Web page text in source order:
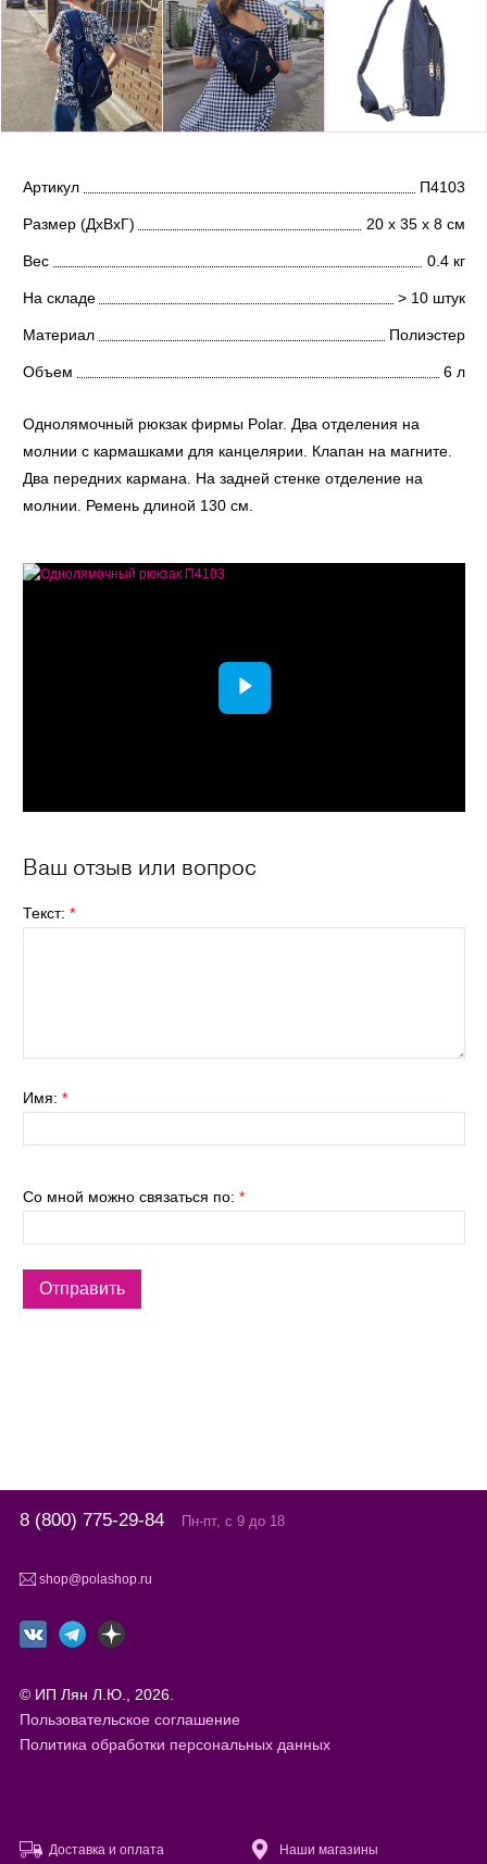
Артикул П4103
Размер (ДхВхГ) 20 х 35 х 8 см
Вес 0.4 кг
На складе > 10 штук
Материал Полиэстер
Объем 6 л
Однолямочный рюкзак фирмы Polar. Два отделения на
молнии с кармашками для канцелярии. Клапан на магните.
Два передних кармана. На задней стенке отделение на
молнии. Ремень длиной 130 см.
Ваш отзыв или вопрос
Текст: *
Имя: *
Со мной можно связаться по: *
8 (800) 775-29-84 Пн-пт, с 9 до 18
shop@polashop.ru
© ИП Лян Л.Ю., 2026.
Пользовательское соглашение
Политика обработки персональных данных
Доставка и оплата Наши магазины